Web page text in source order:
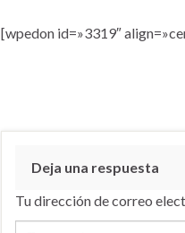
[wpedon id=»3319″
Deja una respuesta
Tu dirección de correo